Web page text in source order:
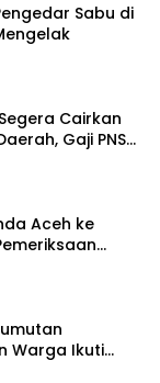
Sabu di
Cairkan
Gaji PNS
Aceh ke
Warga Ikuti
Gratis